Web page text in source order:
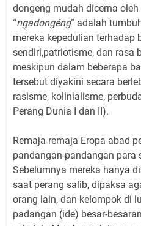
dongeng mudah dicerna
“ngadongéng” adalah
mereka kepedulian terhadap
sendiri,patriotisme, dan rasa
meskipun dalam beberapa
tersebut diyakini secara
rasisme, kolinialisme,
Perang Dunia I dan II).
Remaja-remaja Eropa abad
pandangan-pandangan para
Sebelumnya mereka hanya
saat perang salib, dipaksa
orang lain, dan kelompok di
padangan (ide) besar-